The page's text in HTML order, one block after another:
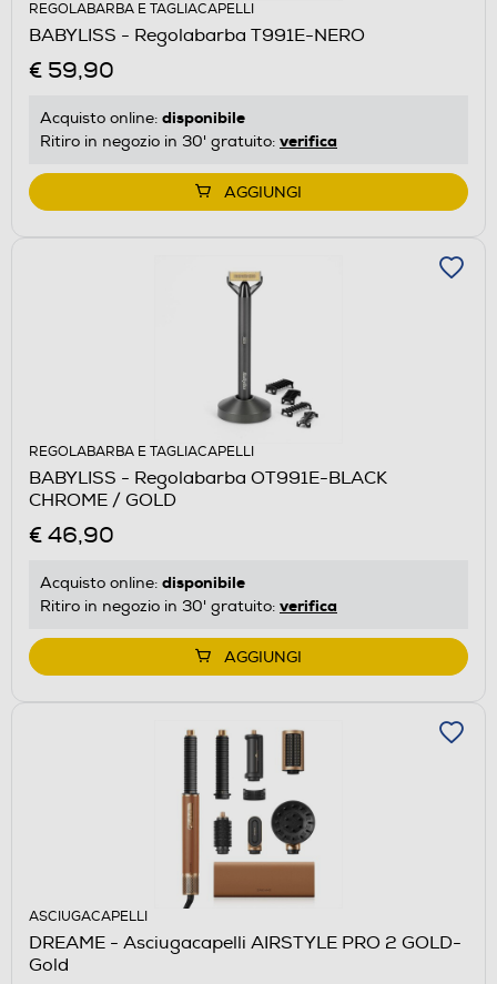
REGOLABARBA E TAGLIACAPELLI
BABYLISS - Regolabarba T991E-NERO
€ 59,90
Acquisto online: disponibile
Ritiro in negozio in 30' gratuito: verifica
AGGIUNGI
REGOLABARBA E TAGLIACAPELLI
BABYLISS - Regolabarba OT991E-BLACK
CHROME / GOLD
€ 46,90
Acquisto online: disponibile
Ritiro in negozio in 30' gratuito: verifica
AGGIUNGI
ASCIUGACAPELLI
DREAME - Asciugacapelli AIRSTYLE PRO 2 GOLD-
Gold